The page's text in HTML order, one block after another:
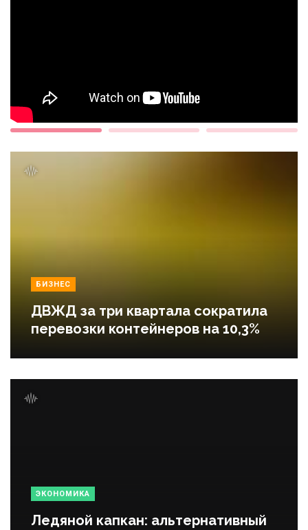
БИЗНЕС
ДВЖД за три квартала сократила
перевозки контейнеров на 10,3%
ЭКОНОМИКА
Ледяной капкан: альтернативный